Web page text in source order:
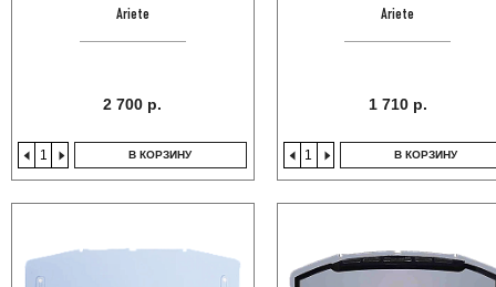
Ariete
2 700 р.
В КОРЗИНУ
Ariete
1 710 р.
В КОРЗИНУ